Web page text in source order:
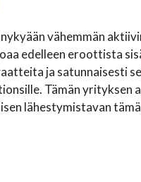
nykyään vähemmän
edelleen eroottista
ja satunnaisesti
Tämän yrityksen
lähestymistavan